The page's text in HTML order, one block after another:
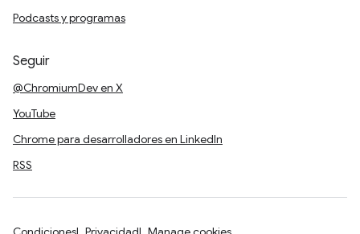
Podcasts y programas
Seguir
@ChromiumDev en X
YouTube
Chrome para desarrolladores en LinkedIn
RSS